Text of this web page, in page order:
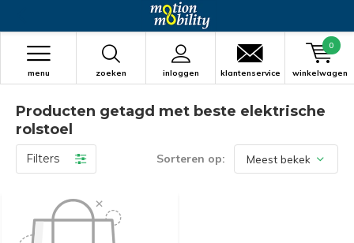
zoeken inloggen
menu klantenservice winkelwagen
0
Producten getagd met beste elektrische
rolstoel
Filters Sorteren op: